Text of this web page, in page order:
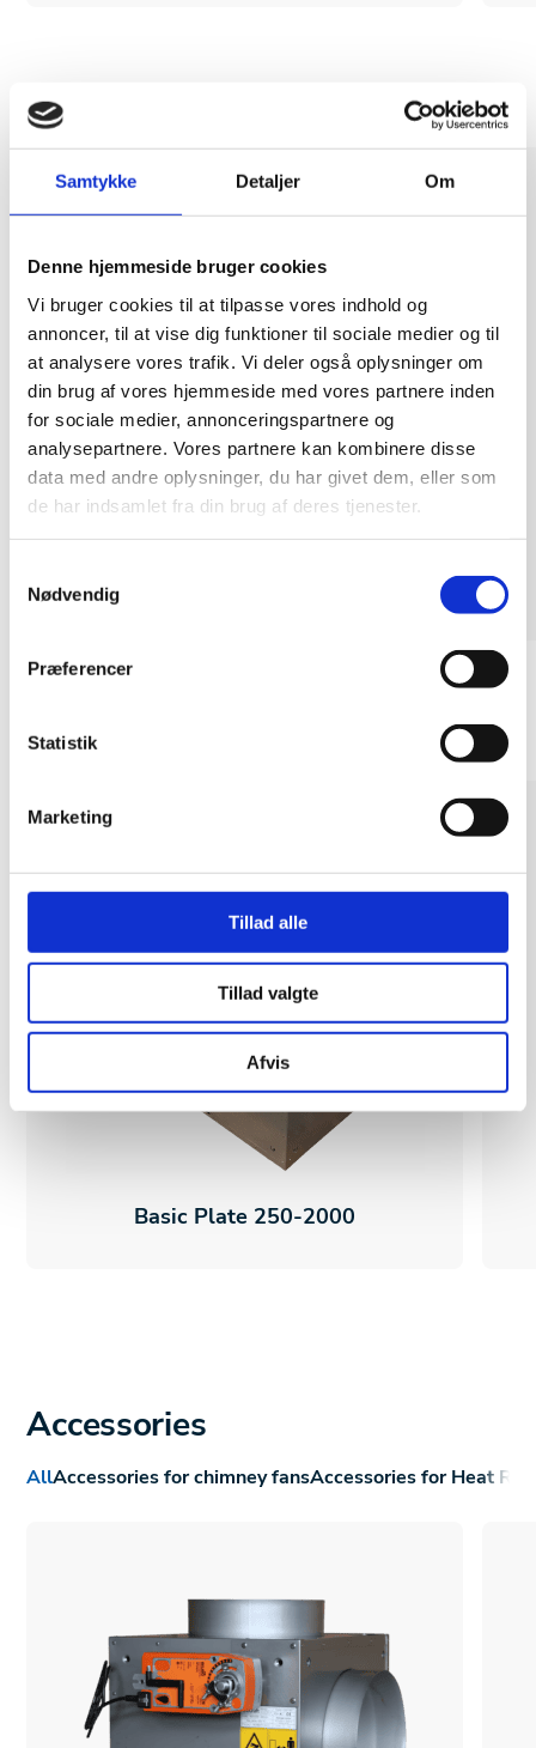
Samtykke Detaljer Om
Denne hjemmeside bruger cookies
Vi bruger cookies til at tilpasse vores indhold og
annoncer, til at vise dig funktioner til sociale medier og til
at analysere vores trafik. Vi deler også oplysninger om
din brug af vores hjemmeside med vores partnere inden
for sociale medier, annonceringspartnere og
analysepartnere. Vores partnere kan kombinere disse
data med andre oplysninger, du har givet dem, eller som
de har indsamlet fra din brug af deres tjenester.
Nødvendig
Præferencer
Statistik
Marketing
Tillad alle
Tillad valgte
Afvis
Particle filters
Heat recovery
Basic Plate 250-2000
Accessories
AllAccessories for chimney fansAccessories for Heat